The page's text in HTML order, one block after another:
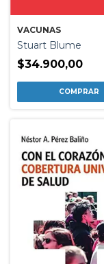
VACUNAS
Stuart Blume
$34.900,00